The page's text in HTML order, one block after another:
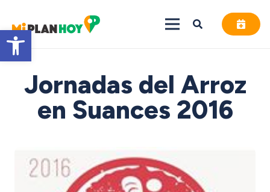
Abrir barra de herramientas
Jornadas del Arroz
en Suances 2016